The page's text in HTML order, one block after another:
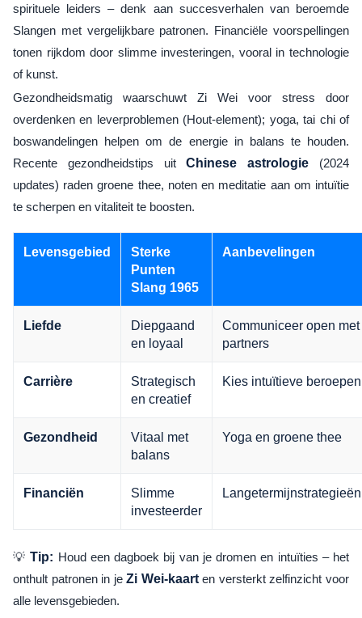
spirituele leiders – denk aan succesverhalen van beroemde
Slangen met vergelijkbare patronen. Financiële voorspellingen
tonen rijkdom door slimme investeringen, vooral in technologie
of kunst.
Gezondheidsmatig waarschuwt Zi Wei voor stress door
overdenken en leverproblemen (Hout-element); yoga, tai chi of
boswandelingen helpen om de energie in balans te houden.
Recente gezondheidstips uitChinese astrologie (2024
updates) raden groene thee, noten en meditatie aan om intuïtie
te scherpen en vitaliteit te boosten.
Levensgebied
Sterke
Punten
Slang 1965
Aanbevelingen
Liefde
Diepgaand
en loyaal
Communiceer open met
partners
Carrière
Strategisch
en creatief
Kies intuïtieve beroepen
Gezondheid
Vitaal met
balans
Yoga en groene thee
Financiën
Slimme
investeerder
Langetermijnstrategieën
💡Tip: Houd een dagboek bij van je dromen en intuïties – het
onthult patronen in jeZi Wei-kaarten versterkt zelfinzicht voor
alle levensgebieden.